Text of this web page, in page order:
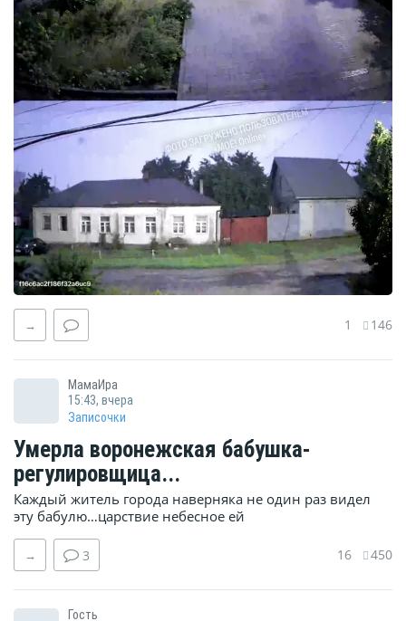
→ 1 146
МамаИра
15:43, вчера
Записочки
Умерла воронежская бабушка-
регулировщица...
Каждый житель города наверняка не один раз видел
эту бабулю…царствие небесное ей
→ 3 16 450
Гость